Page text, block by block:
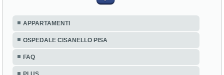
APPARTAMENTI
OSPEDALE CISANELLO PISA
FAQ